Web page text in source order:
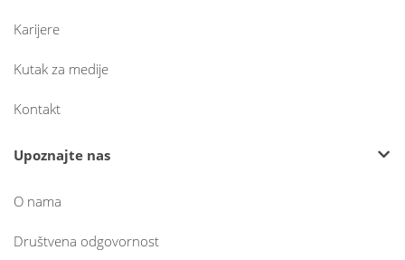
Karijere
Kutak za medije
Kontakt
Upoznajte nas
O nama
Društvena odgovornost